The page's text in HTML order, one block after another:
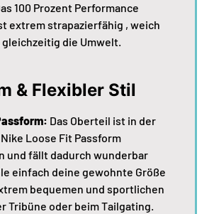
100 Prozent Performance
extrem strapazierfähig , weich
die Umwelt.
& Flexibler Stil
Das Oberteil ist in der
Loose Fit Passform
und fällt dadurch wunderbar
einfach deine gewohnte Größe
bequemen und sportlichen
Tribüne oder beim Tailgating.